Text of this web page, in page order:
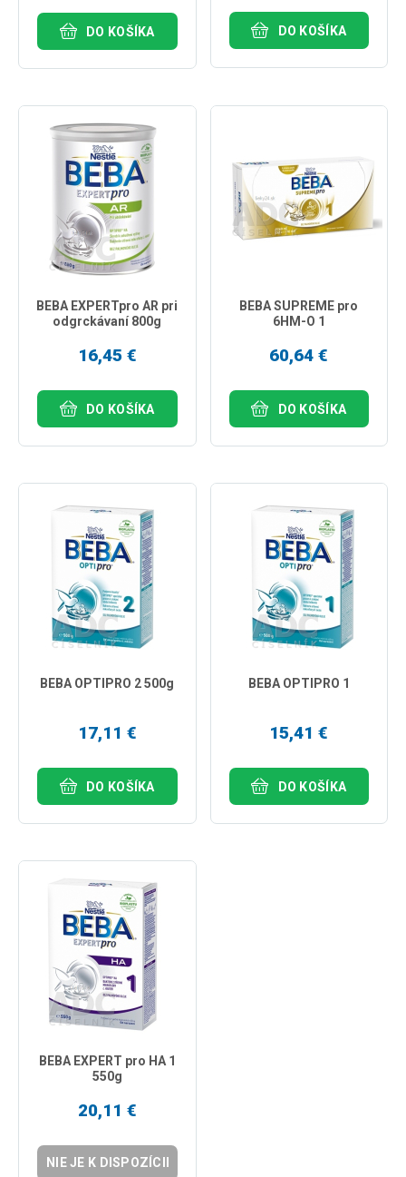
DO KOŠÍKA DO KOŠÍKA
BEBA EXPERTpro AR pri
odgrckávaní 800g
16,45 €
DO KOŠÍKA
BEBA SUPREME pro
6HM-O 1
60,64 €
DO KOŠÍKA
BEBA OPTIPRO 2 500g
17,11 €
DO KOŠÍKA
BEBA OPTIPRO 1
15,41 €
DO KOŠÍKA
BEBA EXPERT pro HA 1
550g
20,11 €
NIE JE K DISPOZÍCII